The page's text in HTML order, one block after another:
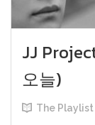
JJ
오늘)
The Playlist